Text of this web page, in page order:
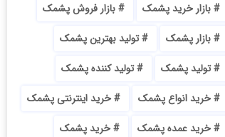
بازار خرید پشمک
بازار فروش پشمک
بازار پشمک
تولید بهترین پشمک
تولید پشمک
تولید کننده پشمک
خرید انواع پشمک
خرید اینترنتی پشمک
خرید عمده پشمک
خرید پشمک